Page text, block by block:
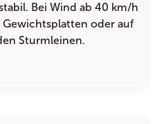
Bei Wind ab 40 km/h
oder auf
Sturmleinen.